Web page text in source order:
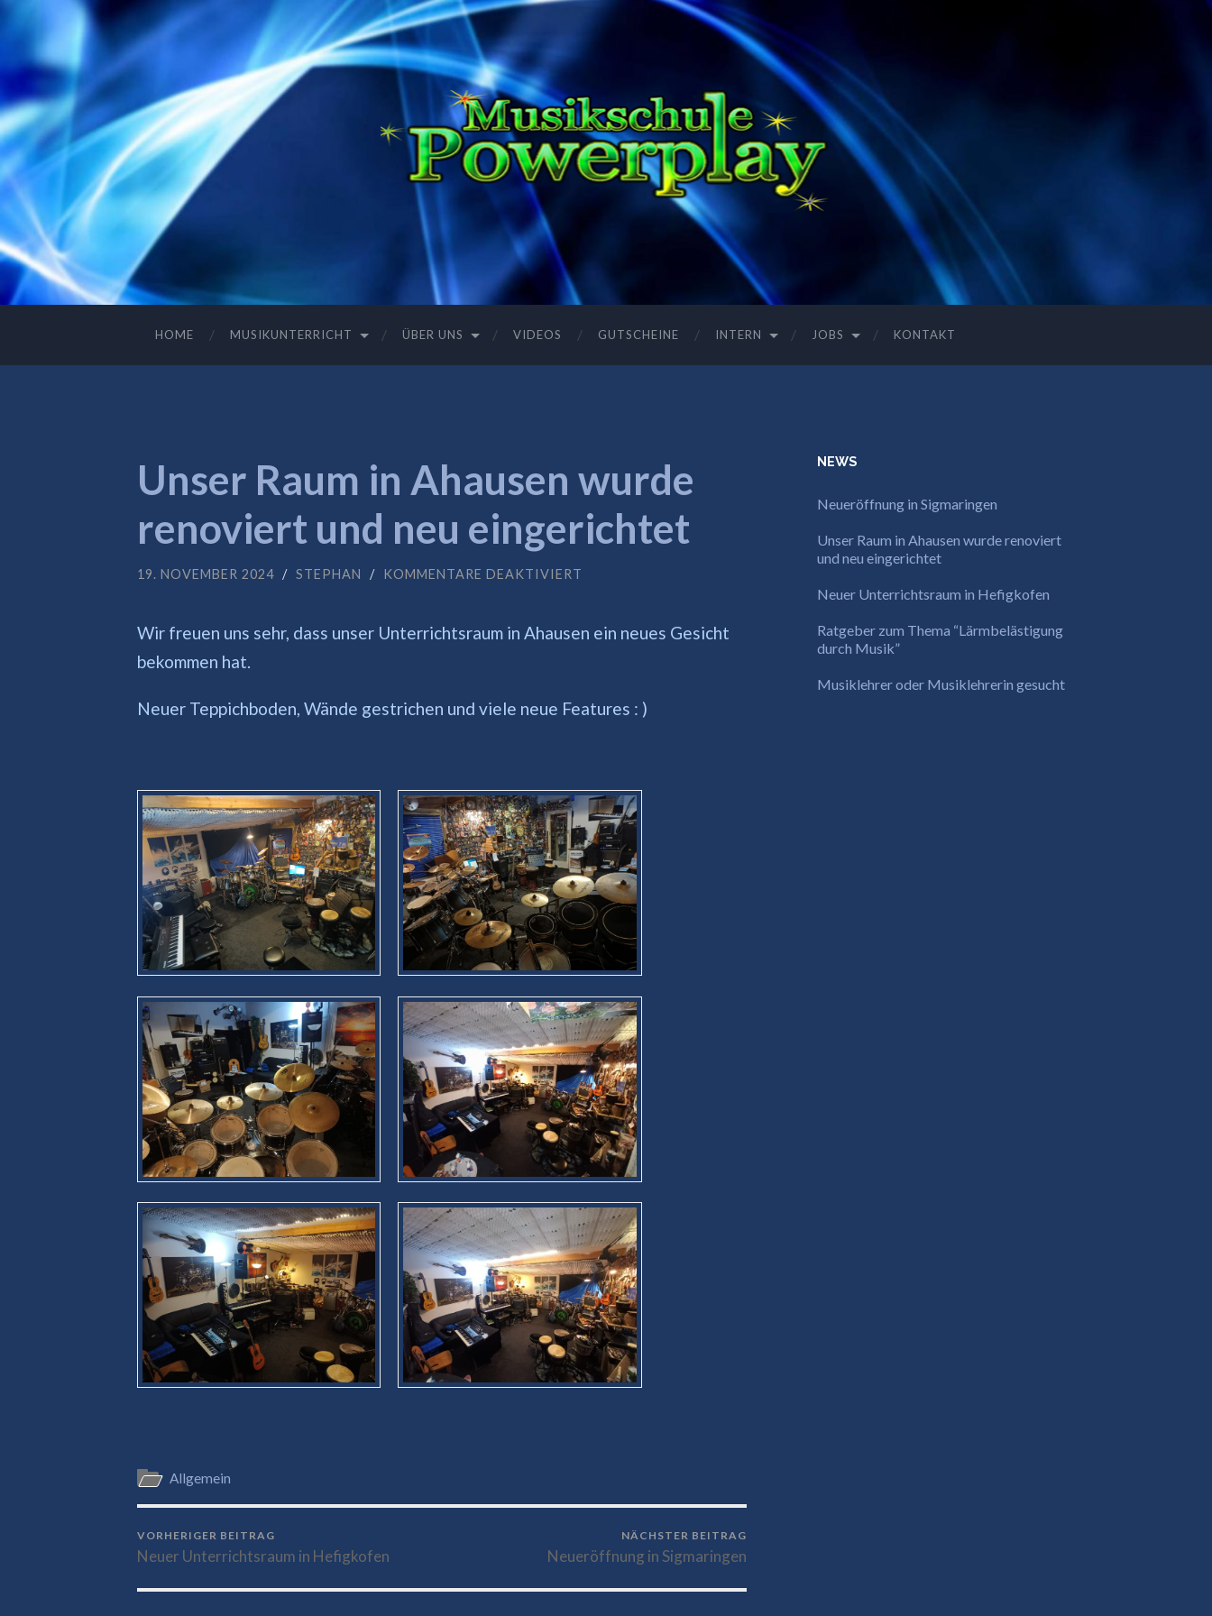
HOME MUSIKUNTERRICHT ÜBER UNS VIDEOS GUTSCHEINE INTERN JOBS KONTAKT
Unser Raum in Ahausen wurde
renoviert und neu eingerichtet
19. NOVEMBER 2024 / STEPHAN / KOMMENTARE DEAKTIVIERT
AHAUSEN
EINGERICHTET
Wir freuen uns sehr, dass unser Unterrichtsraum in Ahausen ein neues Gesicht
bekommen hat.
Neuer Teppichboden, Wände gestrichen und viele neue Features : )
Allgemein
VORHERIGER BEITRAG
Neuer Unterrichtsraum in Hefigkofen
NÄCHSTER BEITRAG
Neueröffnung in Sigmaringen
NEWS
Neueröffnung in Sigmaringen
Unser Raum in Ahausen wurde renoviert
und neu eingerichtet
Neuer Unterrichtsraum in Hefigkofen
Ratgeber zum Thema “Lärmbelästigung
durch Musik”
Musiklehrer oder Musiklehrerin gesucht